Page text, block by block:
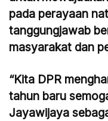
pada perayaan
tanggungjawab
masyarakat dan
“Kita DPR
tahun baru
Jayawijaya